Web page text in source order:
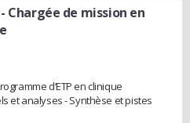
Chargée de mission en
d’ETP en clinique
et analyses - Synthèse et pistes